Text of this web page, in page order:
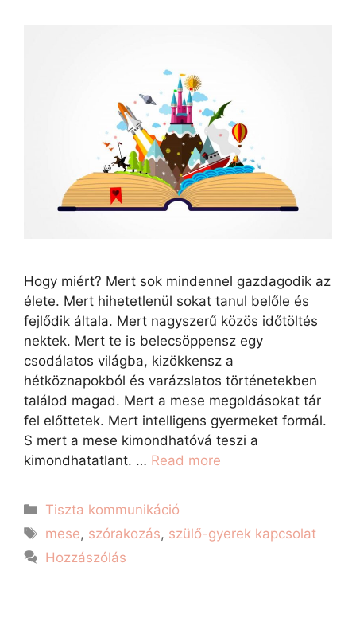
Hogy miért? Mert sok mindennel gazdagodik az
élete. Mert hihetetlenül sokat tanul belőle és
fejlődik általa. Mert nagyszerű közös időtöltés
nektek. Mert te is belecsöppensz egy
csodálatos világba, kizökkensz a
hétköznapokból és varázslatos történetekben
találod magad. Mert a mese megoldásokat tár
fel előttetek. Mert intelligens gyermeket formál.
S mert a mese kimondhatóvá teszi a
kimondhatatlant. … Read more
Tiszta kommunikáció
mese, szórakozás, szülő-gyerek kapcsolat
Hozzászólás